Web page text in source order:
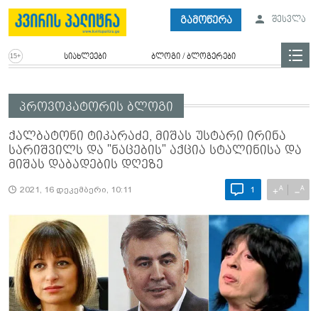
გამოწერა შესვლა
სიახლეები ბლოგი / ბლოგერები
პროვოკატორის ბლოგი
ქალბატონი ტიკარაძე, მიშას უსტარი ირინა
სარიშვილს და "ნაცების" აქცია სტალინისა და
მიშას დაბადების დღეზე
2021, 16 დეკემბერი, 10:11 1 +A −A